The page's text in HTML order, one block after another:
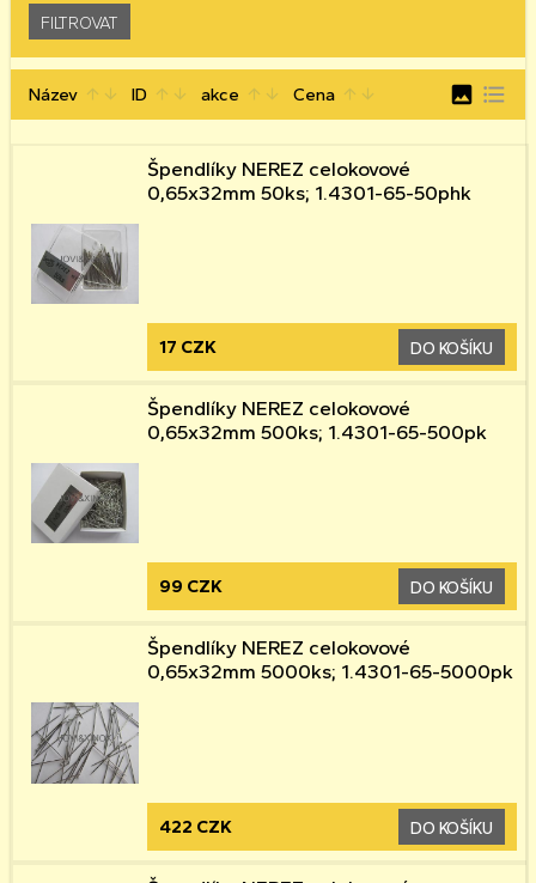
Název arrow_upward arrow_downward ID arrow_upward arrow_downward akce arrow_upward arrow_downward Cena arrow_upward arrow_downward image format_list_bulleted
Špendlíky NEREZ celokovové
0,65x32mm 50ks; 1.4301-65-50phk
17 CZK DO KOŠÍKU
Špendlíky NEREZ celokovové
0,65x32mm 500ks; 1.4301-65-500pk
99 CZK DO KOŠÍKU
Špendlíky NEREZ celokovové
0,65x32mm 5000ks; 1.4301-65-5000pk
422 CZK DO KOŠÍKU